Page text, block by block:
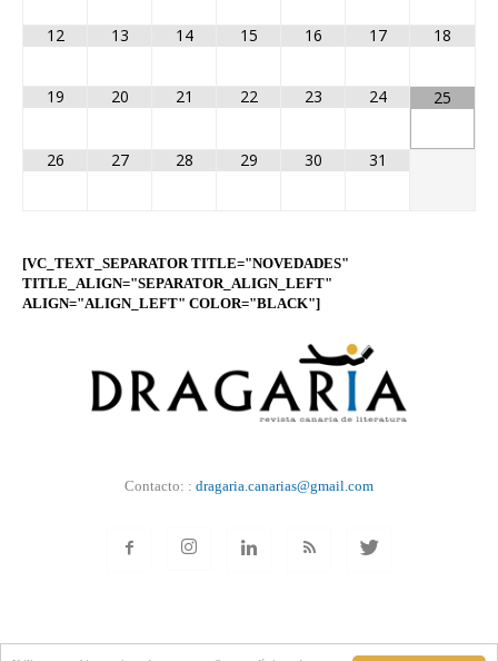
12 13 14 15 16 17 18
19 20 21 22 23 24 25
26 27 28 29 30 31
[VC_TEXT_SEPARATOR TITLE="NOVEDADES"
TITLE_ALIGN="SEPARATOR_ALIGN_LEFT"
ALIGN="ALIGN_LEFT" COLOR="BLACK"]
Contacto: : dragaria.canarias@gmail.com
COOKIES